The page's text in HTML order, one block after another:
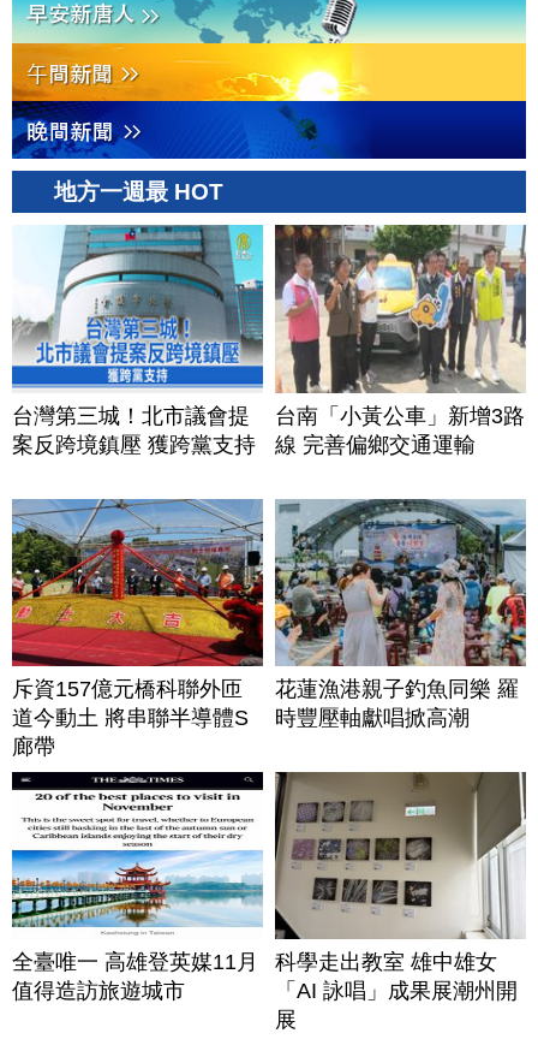
地方一週最 HOT
台灣第三城！北市議會提
案反跨境鎮壓 獲跨黨支持
台南「小黃公車」新增3路
線 完善偏鄉交通運輸
斥資157億元橋科聯外匝
道今動土 將串聯半導體S
廊帶
花蓮漁港親子釣魚同樂 羅
時豐壓軸獻唱掀高潮
全臺唯一 高雄登英媒11月
值得造訪旅遊城市
科學走出教室 雄中雄女
「AI 詠唱」成果展潮州開
展